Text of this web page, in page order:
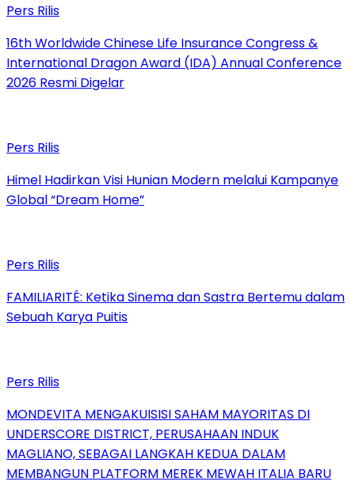
Pers Rilis
16th Worldwide Chinese Life Insurance Congress &
International Dragon Award (IDA) Annual Conference
2026 Resmi Digelar
Pers Rilis
Himel Hadirkan Visi Hunian Modern melalui Kampanye
Global “Dream Home”
Pers Rilis
FAMILIARITÉ: Ketika Sinema dan Sastra Bertemu dalam
Sebuah Karya Puitis
Pers Rilis
MONDEVITA MENGAKUISISI SAHAM MAYORITAS DI
UNDERSCORE DISTRICT, PERUSAHAAN INDUK
MAGLIANO, SEBAGAI LANGKAH KEDUA DALAM
MEMBANGUN PLATFORM MEREK MEWAH ITALIA BARU